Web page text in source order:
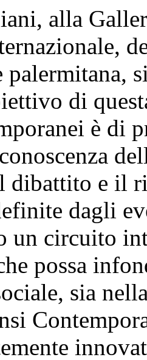
alla
palermitana,
di
è di
dibattito e il
dagli
un circuito
possa
sia